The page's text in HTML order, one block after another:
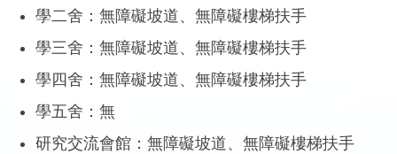
學二舍：無障礙坡道、無障礙樓梯扶手
學三舍：無障礙坡道、無障礙樓梯扶手
學四舍：無障礙坡道、無障礙樓梯扶手
學五舍：無
研究交流會館：無障礙坡道、無障礙樓梯扶手